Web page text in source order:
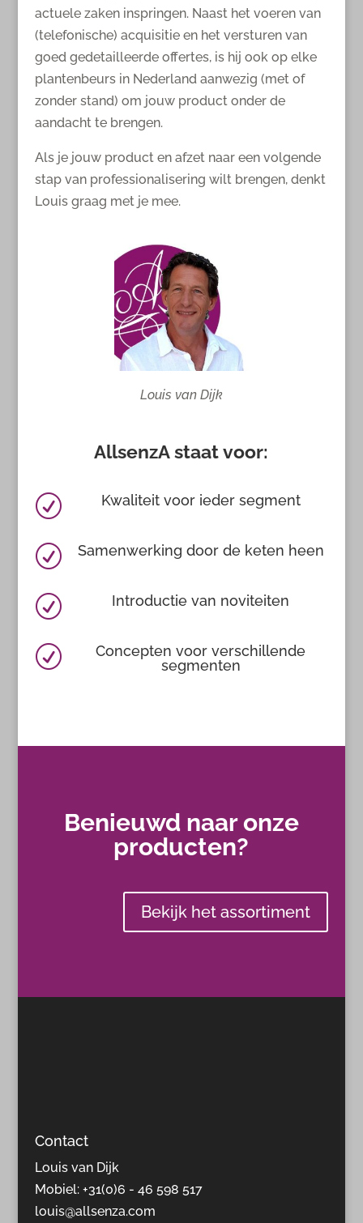
actuele zaken inspringen. Naast het voeren van
(telefonische) acquisitie en het versturen van
goed gedetailleerde offertes, is hij ook op elke
plantenbeurs in Nederland aanwezig (met of
zonder stand) om jouw product onder de
aandacht te brengen.
Als je jouw product en afzet naar een volgende
stap van professionalisering wilt brengen, denkt
Louis graag met je mee.
Louis van Dijk
AllsenzA staat voor:
R Kwaliteit voor ieder segment
R Samenwerking door de keten heen
R Introductie van noviteiten
R
Concepten voor verschillende
segmenten
Benieuwd naar onze
producten?
Bekijk het assortiment
Contact
Louis van Dijk
Mobiel: +31(0)6 - 46 598 517
louis@allsenza.com